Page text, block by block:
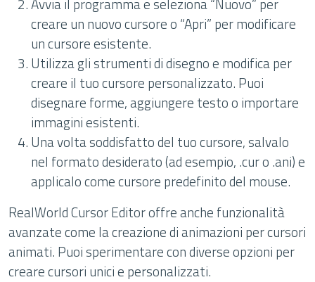
creare un nuovo cursore o “Apri” per modificare
un cursore esistente.
Utilizza gli strumenti di disegno e modifica per
creare il tuo cursore personalizzato. Puoi
disegnare forme, aggiungere testo o importare
immagini esistenti.
Una volta soddisfatto del tuo cursore, salvalo
nel formato desiderato (ad esempio, .cur o .ani) e
applicalo come cursore predefinito del mouse.
RealWorld Cursor Editor offre anche funzionalità
avanzate come la creazione di animazioni per cursori
animati. Puoi sperimentare con diverse opzioni per
creare cursori unici e personalizzati.